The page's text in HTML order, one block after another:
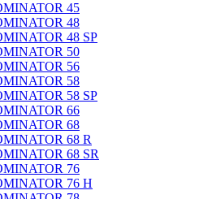
45
48
48 SP
50
56
58
58 SP
66
68
68 R
68 SR
76
76 H